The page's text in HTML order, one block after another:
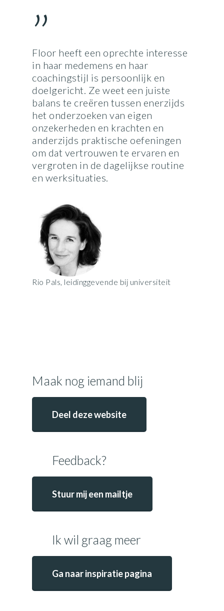
”
Floor heeft een oprechte interesse
in haar medemens en haar
coachingstijl is persoonlijk en
doelgericht. Ze weet een juiste
balans te creëren tussen enerzijds
het onderzoeken van eigen
onzekerheden en krachten en
anderzijds praktische oefeningen
om dat vertrouwen te ervaren en
vergroten in de dagelijkse routine
en werksituaties.
Rio Pals, leidinggevende bij universiteit
Maak nog iemand blij
Deel deze website
Feedback?
Stuur mij een mailtje
Ik wil graag meer
Ga naar inspiratie pagina